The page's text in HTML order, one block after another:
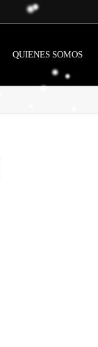
QUIENES SOMOS